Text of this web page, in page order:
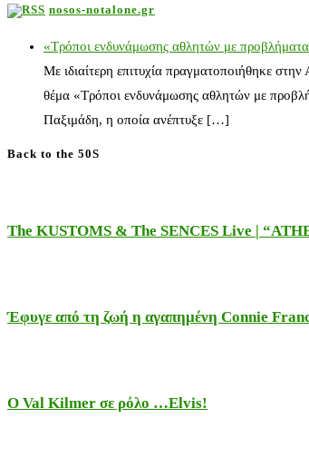
nosos-notalone.gr
«Τρόποι ενδυνάμωσης αθλητών με προβλήματα
Με ιδιαίτερη επιτυχία πραγματοποιήθηκε
θέμα «Τρόποι ενδυνάμωσης αθλητών με
Παξιμάδη, η οποία ανέπτυξε […]
Back to the 50S
The KUSTOMS & The SENCES Live |
Έφυγε από τη ζωή η αγαπημένη Connie
Ο Val Kilmer σε ρόλο …Elvis!